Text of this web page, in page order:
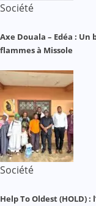
Société
Axe Douala – Edéa : Un
flammes à Missole
Société
Help To Oldest (HOLD)